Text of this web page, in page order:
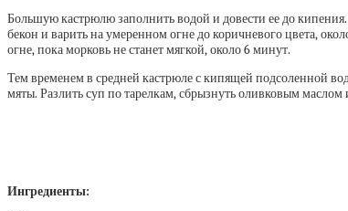
Большую кастрюлю заполнить водой и довести ее до
бекон и варить на умеренном огне до коричневого цвета,
огне, пока морковь не станет мягкой, около 6 минут.
Тем временем в средней кастрюле с кипящей подсоленной
мяты. Разлить суп по тарелкам, сбрызнуть оливковым
Ингредиенты: